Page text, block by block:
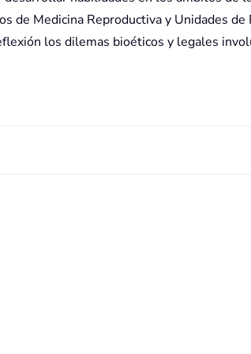
de Medicina Reproductiva y Unidades de
los dilemas bioéticos y legales